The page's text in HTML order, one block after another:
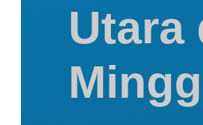
Utara